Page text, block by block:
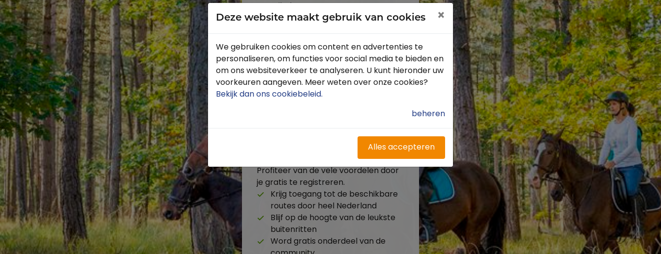
Toon
Inloggen
Wachtwoord vergeten?
Heb je nog geen account?
Profiteer van de vele voordelen door
je gratis te registreren.
Krijg toegang tot de beschikbare
routes door heel Nederland
Blijf op de hoogte van de leukste
buitenritten
Word gratis onderdeel van de
Deze website maakt gebruik van cookies ×
We gebruiken cookies om content en advertenties te
personaliseren, om functies voor social media te bieden en
om ons websiteverkeer te analyseren. U kunt hieronder uw
voorkeuren aangeven. Meer weten over onze cookies?
Bekijk dan ons cookiebeleid.
beheren
Alles accepteren